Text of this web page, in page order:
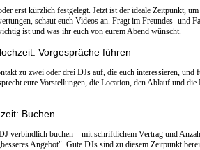
erst kürzlich festgelegt. Jetzt ist der ideale Zeitpunkt, um
schaut euch Videos an. Fragt im Freundes- und
ist und was ihr euch von eurem Abend wünscht.
Vorgespräche führen
zu zwei oder drei DJs auf, die euch interessieren, und
eure Vorstellungen, die Location, den Ablauf und
Buchen
verbindlich buchen – mit schriftlichem Vertrag und
Angebot". Gute DJs sind zu diesem Zeitpunkt